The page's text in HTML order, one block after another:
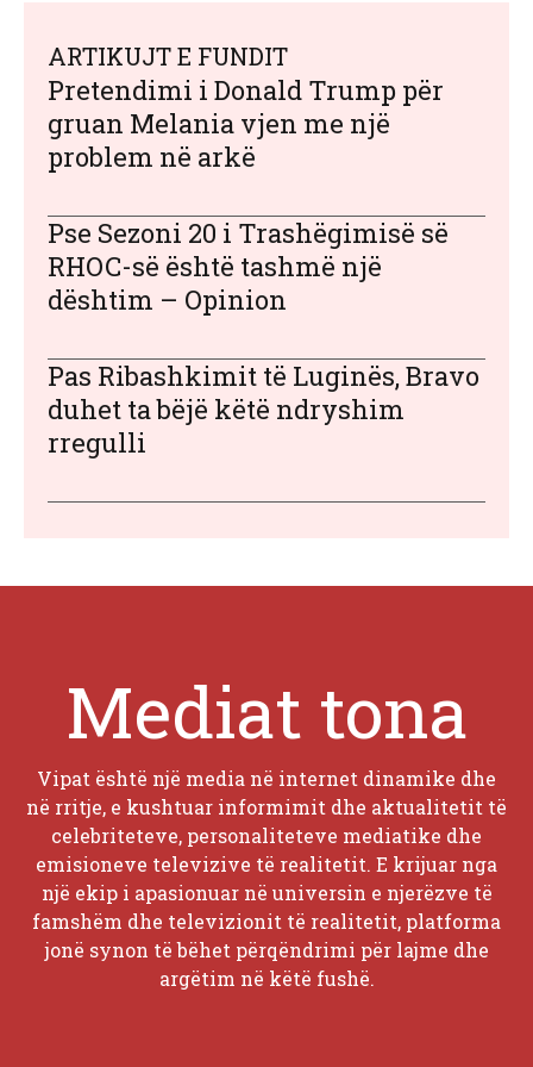
ARTIKUJT E FUNDIT
Pretendimi i Donald Trump për
gruan Melania vjen me një
problem në arkë
Pse Sezoni 20 i Trashëgimisë së
RHOC-së është tashmë një
dështim – Opinion
Pas Ribashkimit të Luginës, Bravo
duhet ta bëjë këtë ndryshim
rregulli
Mediat tona
Vipat është një media në internet dinamike dhe
në rritje, e kushtuar informimit dhe aktualitetit të
celebriteteve, personaliteteve mediatike dhe
emisioneve televizive të realitetit. E krijuar nga
një ekip i apasionuar në universin e njerëzve të
famshëm dhe televizionit të realitetit, platforma
jonë synon të bëhet përqëndrimi për lajme dhe
argëtim në këtë fushë.